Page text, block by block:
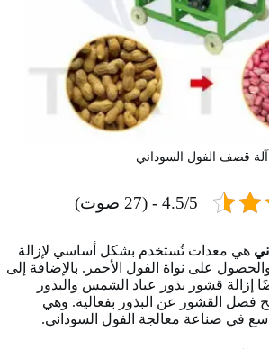
آلة قصف الفول السوداني
4.5/5 - (27 صوت)
هي معدات تُستخدم بشكل أساسي لإزالة
على نواة الفول الأحمر. بالإضافة إلى
إزالة قشور بذور عباد الشمس والبذور
فصل القشور عن البذور بفعالية. وهي
في صناعة معالجة الفول السوداني.